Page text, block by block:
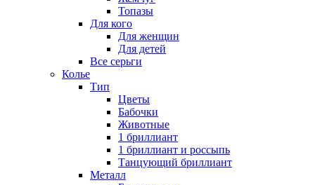
Топазы
Для кого
Для женщин
Для детей
Все серьги
Колье
Тип
Цветы
Бабочки
Животные
1 бриллиант
1 бриллиант и россыпь
Танцующий бриллиант
Металл